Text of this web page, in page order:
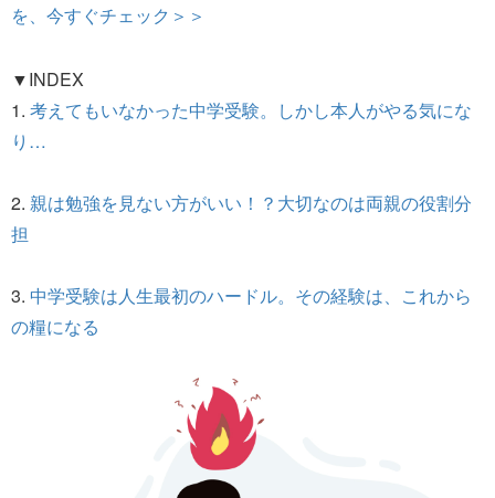
を、今すぐチェック＞＞
▼INDEX
1. 考えてもいなかった中学受験。しかし本人がやる気にな
り…
2. 親は勉強を見ない方がいい！？大切なのは両親の役割分
担
3. 中学受験は人生最初のハードル。その経験は、これから
の糧になる